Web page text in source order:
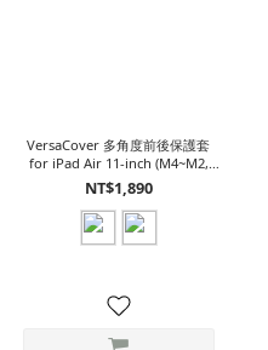
VersaCover 多角度前後保護套
for iPad Air 11-inch (M4~M2,
2026~2024) / 10.9-inch (5th~4th
gen)
NT$1,890